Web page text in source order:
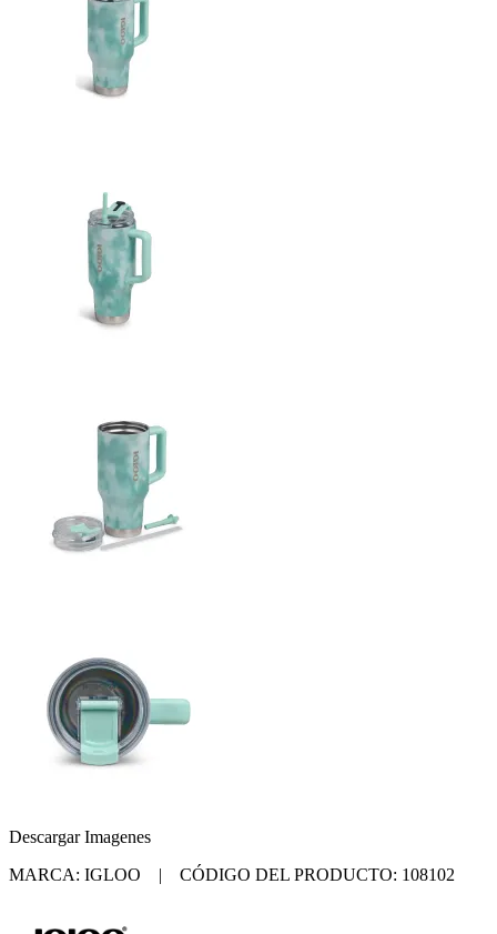
Descargar Imagenes
MARCA: IGLOO | CÓDIGO DEL PRODUCTO: 108102